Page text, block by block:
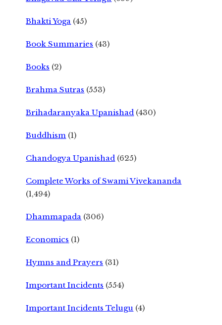
Bhakti Yoga (45)
Book Summaries (43)
Books (2)
Brahma Sutras (553)
Brihadaranyaka Upanishad (430)
Buddhism (1)
Chandogya Upanishad (625)
Complete Works of Swami Vivekananda
(1,494)
Dhammapada (306)
Economics (1)
Hymns and Prayers (31)
Important Incidents (554)
Important Incidents Telugu (4)